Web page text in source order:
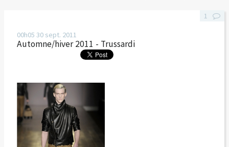
00h05 30 sept. 2011
Automne/hiver 2011 - Trussardi
1